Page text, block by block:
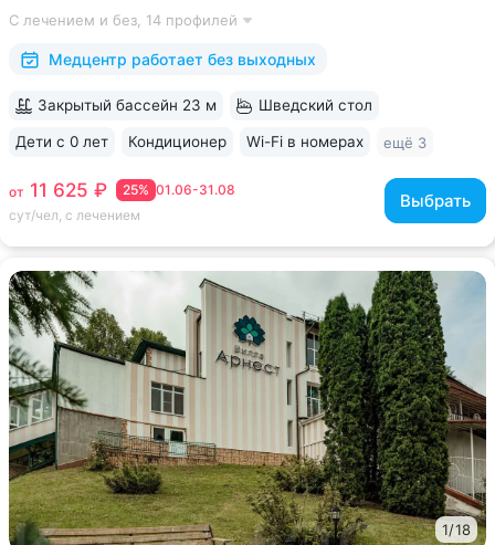
Бесплатное посещение включено во все виды путёвок •
Трёхразовое питание...
С лечением и без, 14 профилей
Медцентр работает без выходных
01.06-31.08
25%
от 11 625 ₽
сут/чел, с лечением
Выбрать
Закрытый бассейн 23 м Шведский стол
Дети с 0 лет Кондиционер Wi-Fi в номерах ещё 3
1/18